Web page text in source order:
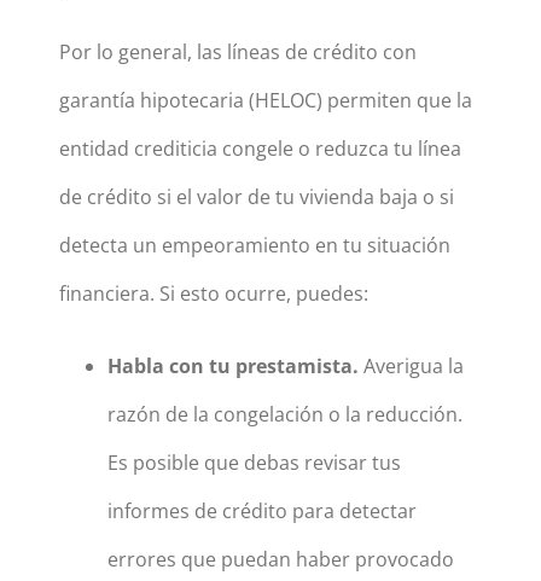
Por lo general, las líneas de crédito con
garantía hipotecaria (HELOC) permiten que la
entidad crediticia congele o reduzca tu línea
de crédito si el valor de tu vivienda baja o si
detecta un empeoramiento en tu situación
financiera. Si esto ocurre, puedes:
Habla con tu prestamista. Averigua la
razón de la congelación o la reducción.
Es posible que debas revisar tus
informes de crédito para detectar
errores que puedan haber provocado